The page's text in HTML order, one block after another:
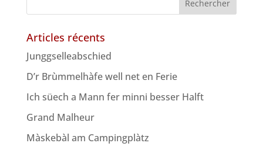
Articles récents
Junggselleabschied
D’r Brùmmelhàfe well net en Ferie
Ich süech a Mann fer minni besser Halft
Grand Malheur
Màskebàl am Campingplàtz